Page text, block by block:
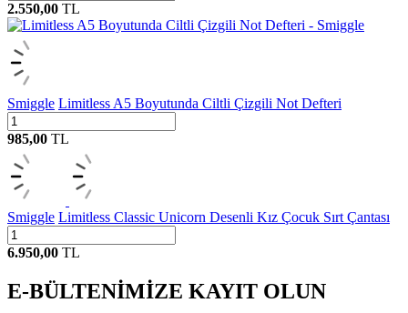
2.550,00 TL
Smiggle Limitless A5 Boyutunda Ciltli Çizgili Not Defteri
985,00 TL
Smiggle Limitless Classic Unicorn Desenli Kız Çocuk Sırt Çantası
6.950,00 TL
E-BÜLTENİMİZE KAYIT OLUN